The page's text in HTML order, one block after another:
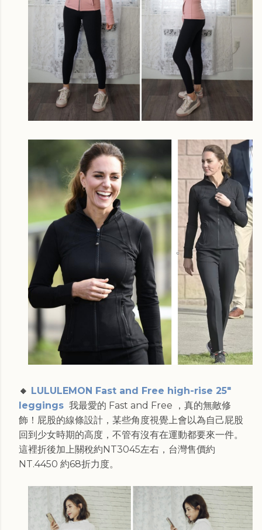
🔸 LULULEMON Fast and Free high-rise 25"
leggings 我最愛的 Fast and Free ，真的無敵修
飾！屁股的線條設計，某些角度視覺上會以為自己屁股
回到少女時期的高度，不管有沒有在運動都要來一件。
這裡折後加上關稅約NT3045左右，台灣售價約
NT.4450 約68折力度。